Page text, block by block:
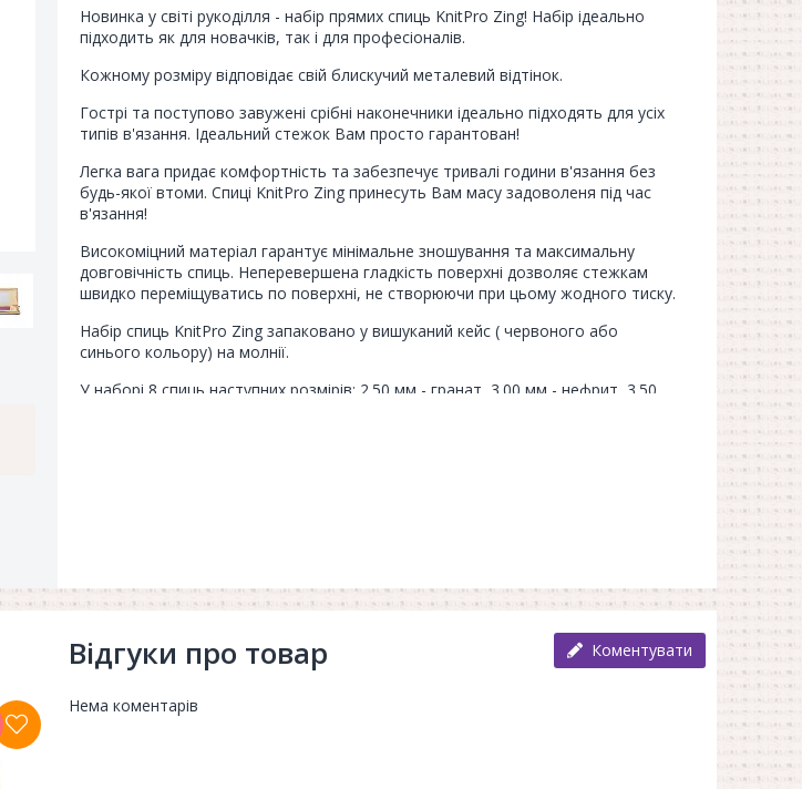
Новинка у світі рукоділля - набір прямих спиць KnitPro Zing! Набір ідеально
підходить як для новачків, так і для професіоналів.
Кожному розміру відповідає свій блискучий металевий відтінок.
Гострі та поступово завужені срібні наконечники ідеально підходять для усіх
типів в'язання. Ідеальний стежок Вам просто гарантован!
Легка вага придає комфортність та забезпечує тривалі години в'язання без
будь-якої втоми. Спиці KnitPro Zing принесуть Вам масу задоволеня під час
в'язання!
Високоміцний матеріал гарантує мінімальне зношування та максимальну
довговічність спиць. Неперевершена гладкість поверхні дозволяє стежкам
швидко переміщуватись по поверхні, не створюючи при цьому жодного тиску.
Набір спиць KnitPro Zing запаковано у вишуканий кейс ( червоного або
синього кольору) на молнії.
У наборі 8 спиць наступних розмірів: 2.50 мм - гранат, 3.00 мм - нефрит, 3.50
Відгуки про товар Коментувати
Нема коментарів